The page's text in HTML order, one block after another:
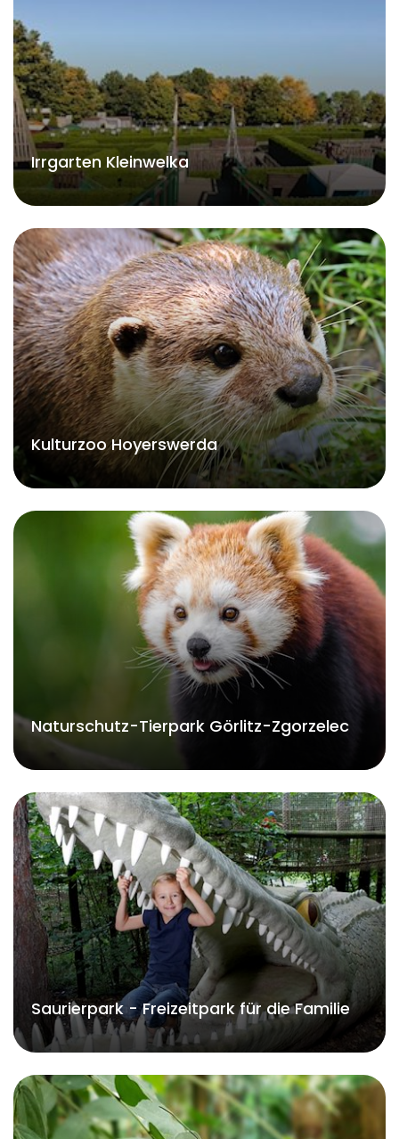
Irrgarten Kleinwelka
Kulturzoo Hoyerswerda
Naturschutz-Tierpark Görlitz-Zgorzelec
Saurierpark - Freizeitpark für die Familie